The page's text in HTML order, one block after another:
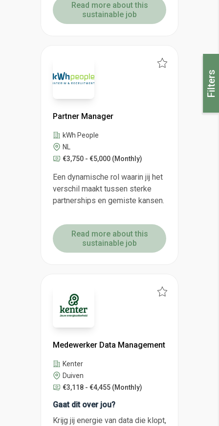
Filters
Read more about this
sustainable job
Partner Manager
kWh People
NL
€3,750 - €5,000 (Monthly)
Een dynamische rol waarin jij het
verschil maakt tussen sterke
partnerships en gemiste kansen.
Read more about this
sustainable job
Medewerker Data Management
Kenter
Duiven
€3,118 - €4,455 (Monthly)
Gaat dit over jou?
Krijg jij energie van data die klopt,